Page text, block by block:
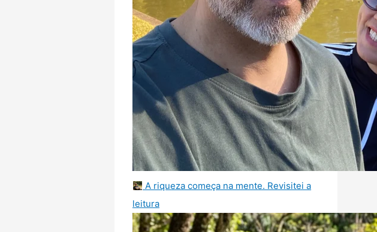
A riqueza começa na mente. Revisitei a
leitura